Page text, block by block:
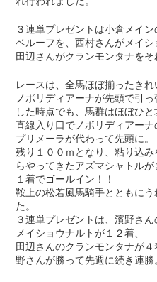
３連単プレゼントは小倉メイ
ベルーフを、西村さんがメイシ
田辺さんがクランモンタナをそ
レースは、全馬ほぼ揃ったきれ
ノボリディアーナが先頭で引
した時点でも、馬群はほぼひと
直線入り口でノボリディアー
プリメーラが代わって先頭に。
残り１００ｍとなり、粘り込
らやってきたアズマシャトル
１着でゴールイン！！
鞍上の松若風馬騎手とともに
た。
３連単プレゼントは、濱野さ
メイショウナルトが１２着、
田辺さんのクランモンタナが
野さんが勝って先週に続き連勝